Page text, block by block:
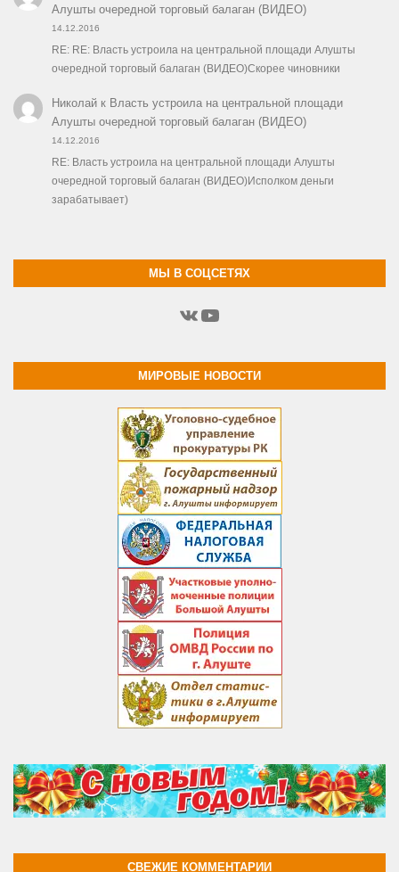
Алушты очередной торговый балаган (ВИДЕО)
14.12.2016
RE: RE: Власть устроила на центральной площади Алушты
очередной торговый балаган (ВИДЕО)Скорее чиновники
Николайк Власть устроила на центральной площади
Алушты очередной торговый балаган (ВИДЕО)
14.12.2016
RE: Власть устроила на центральной площади Алушты
очередной торговый балаган (ВИДЕО)Исполком деньги
зарабатывает)
МЫ В СОЦСЕТЯХ
ВКонтакте
YouTube
МИРОВЫЕ НОВОСТИ
СВЕЖИЕ КОММЕНТАРИИ